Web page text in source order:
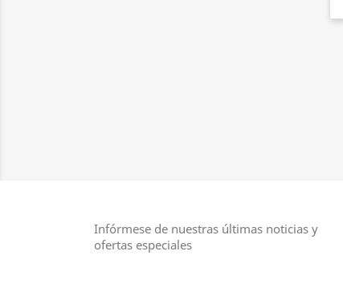
Infórmese de nuestras últimas noticias y
ofertas especiales